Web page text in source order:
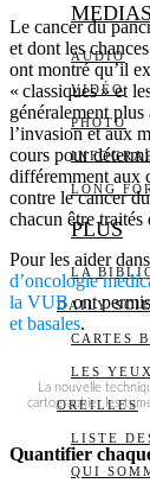
MEDIAS
AUDIO
VIDÉO
PHOTO
LONG
PLUS
LA
DAILY
CARTES
LES
OREILLES
LISTE
QUI
Le cancer du
et dont les
ont montré qu’il
« classiques » et
généralement plus
l’invasion et aux
cours pour
différemment aux
contre le cancer
chacun être traités
Pour les aider
d’oncologie
la VUBont
et basales.
La nouvelle
cartographier les
Quantifier